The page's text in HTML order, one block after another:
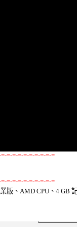
=-=-=-=-=-=-=-=-=
=-=-=-=-=-=-=-=-=
版、AMD CPU、4 GB